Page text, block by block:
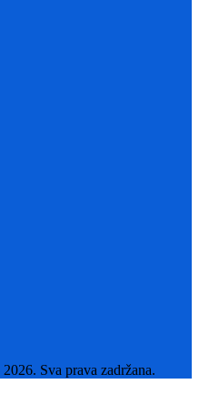
Sva prava zadržana.